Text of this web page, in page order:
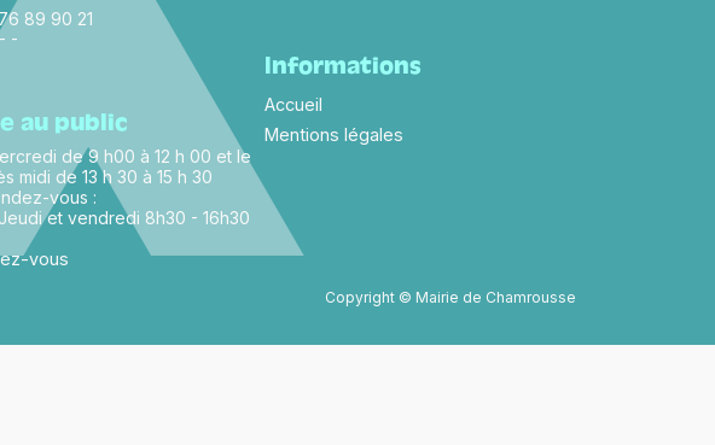
89 90 21
-
au public
de 9 h00 à 12 h 00 et le
midi de 13 h 30 à 15 h 30
vous :
et vendredi 8h30 - 16h30
vous
Informations
Accueil
Mentions légales
Copyright © Mairie de Chamrousse